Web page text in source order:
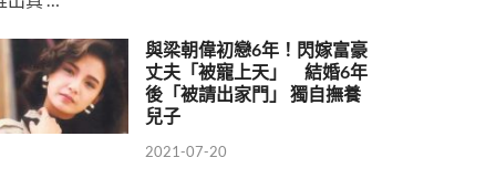
與梁朝偉初戀6年！閃嫁富豪
丈夫「被寵上天」 結婚6年
後「被請出家門」 獨自撫養
兒子
2021-07-20